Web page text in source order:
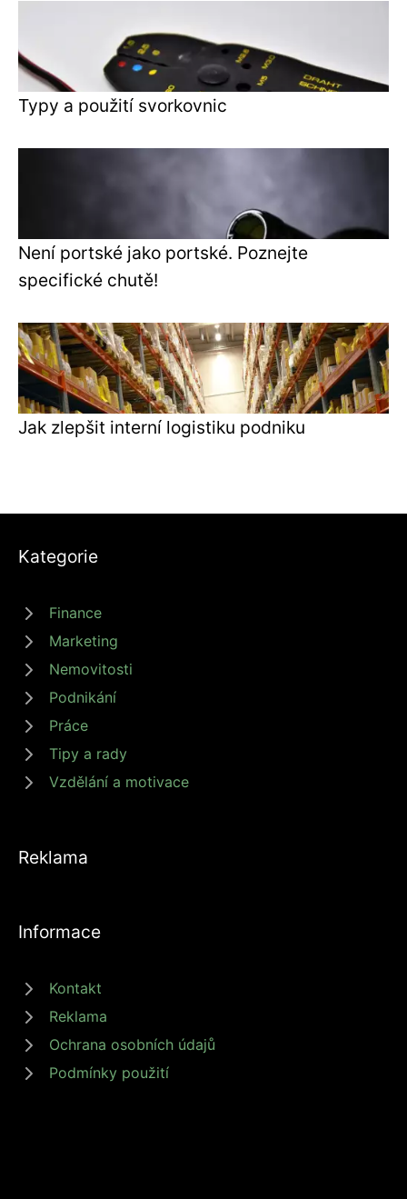
Typy a použití svorkovnic
Není portské jako portské. Poznejte
specifické chutě!
Jak zlepšit interní logistiku podniku
Kategorie
Finance
Marketing
Nemovitosti
Podnikání
Práce
Tipy a rady
Vzdělání a motivace
Reklama
Informace
Kontakt
Reklama
Ochrana osobních údajů
Podmínky použití